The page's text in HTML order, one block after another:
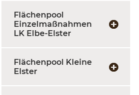
Flächenpool
Einzelmaßnahmen
LK Elbe-Elster
Flächenpool Kleine
Elster